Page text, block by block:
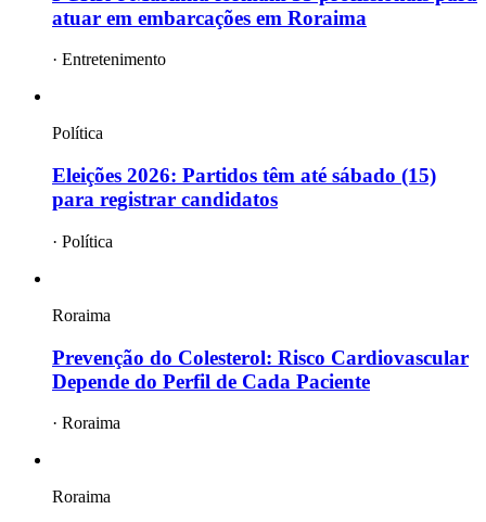
atuar em embarcações em Roraima
· Entretenimento
Política
Eleições 2026: Partidos têm até sábado (15)
para registrar candidatos
· Política
Roraima
Prevenção do Colesterol: Risco Cardiovascular
Depende do Perfil de Cada Paciente
· Roraima
Roraima